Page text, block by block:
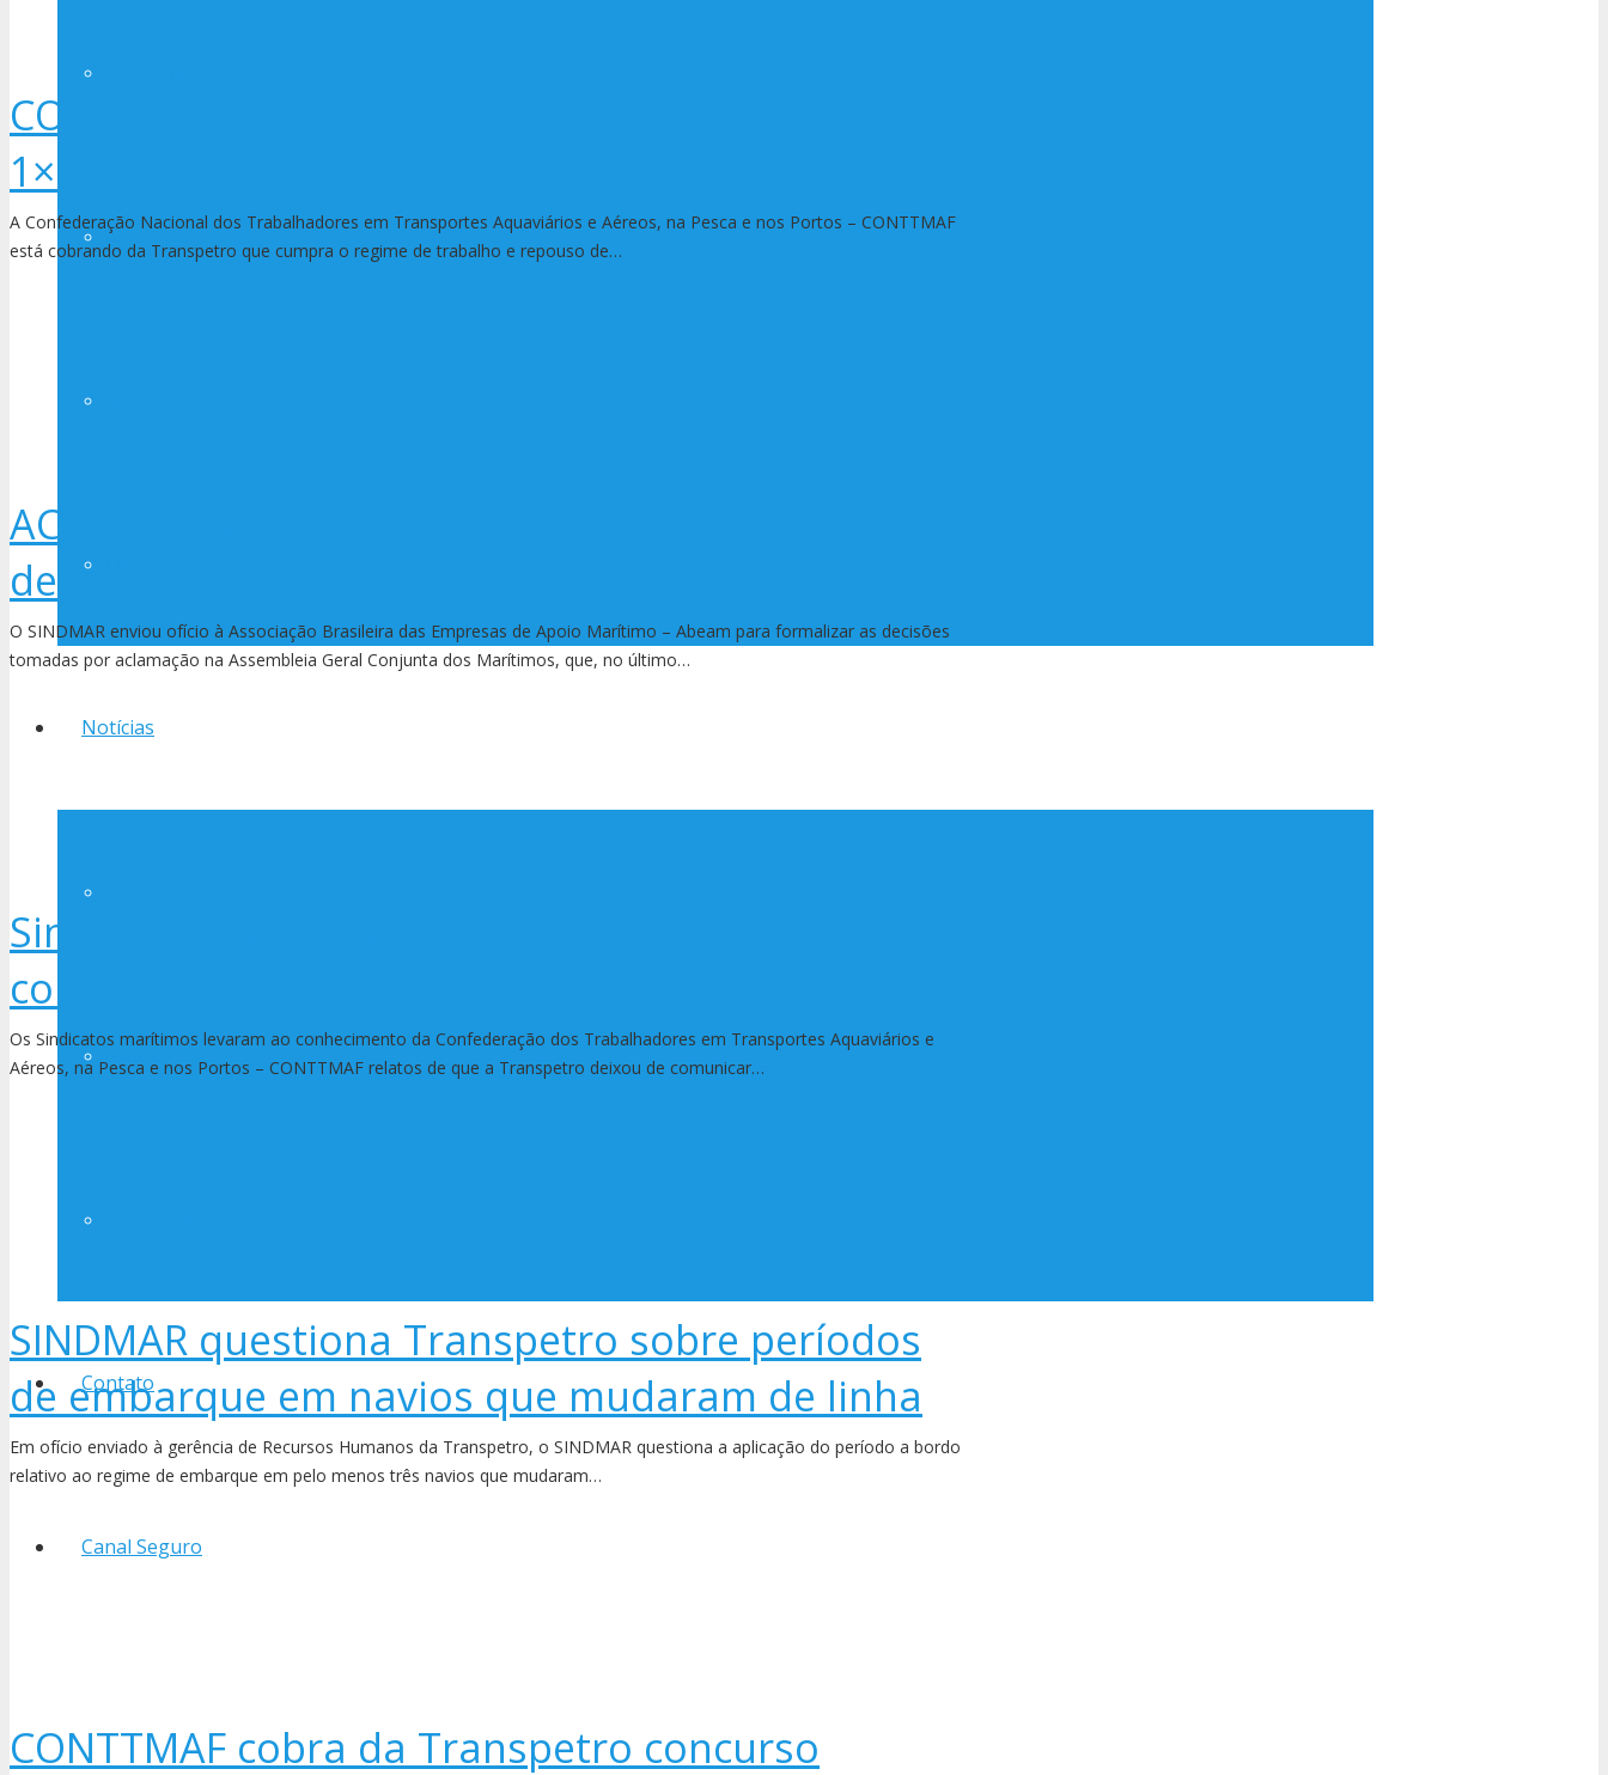
Legislação
Notícias
Contato
Canal Seguro
CONTTMAF cobra da Transpetro cumprimento do
1×1
A Confederação Nacional dos Trabalhadores em Transportes Aquaviários e Aéreos, na Pesca e nos Portos – CONTTMAF
está cobrando da Transpetro que cumpra o regime de trabalho e repouso de…
ACT Abeam – SINDMAR formaliza posição
definida em Assembleia
O SINDMAR enviou ofício à Associação Brasileira das Empresas de Apoio Marítimo – Abeam para formalizar as decisões
tomadas por aclamação na Assembleia Geral Conjunta dos Marítimos, que, no último…
Sindicatos marítimos denunciam falta de
comunicação de acidentes na Transpetro
Os Sindicatos marítimos levaram ao conhecimento da Confederação dos Trabalhadores em Transportes Aquaviários e
Aéreos, na Pesca e nos Portos – CONTTMAF relatos de que a Transpetro deixou de comunicar…
SINDMAR questiona Transpetro sobre períodos
de embarque em navios que mudaram de linha
Em ofício enviado à gerência de Recursos Humanos da Transpetro, o SINDMAR questiona a aplicação do período a bordo
relativo ao regime de embarque em pelo menos três navios que mudaram…
CONTTMAF cobra da Transpetro concurso